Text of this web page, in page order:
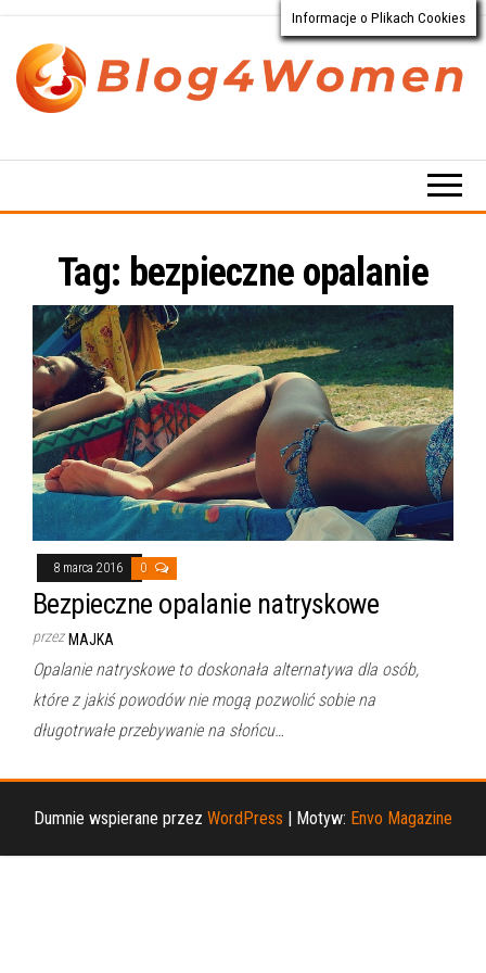
treści
o dla
Tag: bezpieczne opalanie
8 marca 2016 0
Bezpieczne opalanie natryskowe
przez MAJKA
Opalanie natryskowe to doskonała alternatywa dla osób,
które z jakiś powodów nie mogą pozwolić sobie na
długotrwałe przebywanie na słońcu…
Dumnie wspierane przez WordPress Motyw: Envo Magazine
Informacje o Plikach Cookies